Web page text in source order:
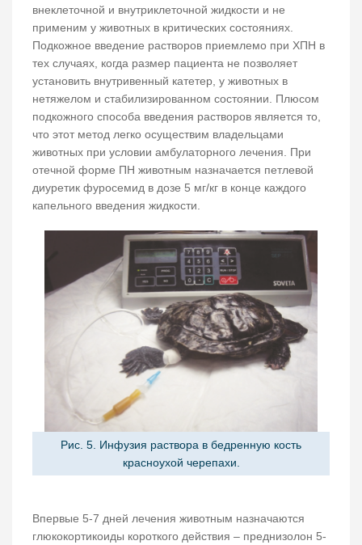
внеклеточной и внутриклеточной жидкости и не
применим у животных в критических состояниях.
Подкожное введение растворов приемлемо при ХПН в
тех случаях, когда размер пациента не позволяет
установить внутривенный катетер, у животных в
нетяжелом и стабилизированном состоянии. Плюсом
подкожного способа введения растворов является то,
что этот метод легко осуществим владельцами
животных при условии амбулаторного лечения. При
отечной форме ПН животным назначается петлевой
диуретик фуросемид в дозе 5 мг/кг в конце каждого
капельного введения жидкости.
Рис. 5. Инфузия раствора в бедренную кость
красноухой черепахи.
Впервые 5-7 дней лечения животным назначаются
глюкокортикоиды короткого действия – преднизолон 5-